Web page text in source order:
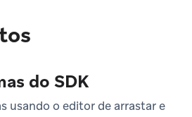
do SDK
usando o editor de arrastar e